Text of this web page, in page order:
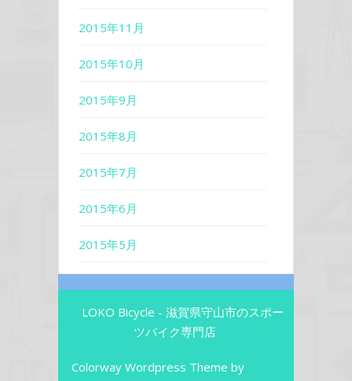
2015年11月
2015年10月
2015年9月
2015年8月
2015年7月
2015年6月
2015年5月
LOKO Bicycle - 滋賀県守山市のスポー
ツバイク専門店
Colorway Wordpress Theme by